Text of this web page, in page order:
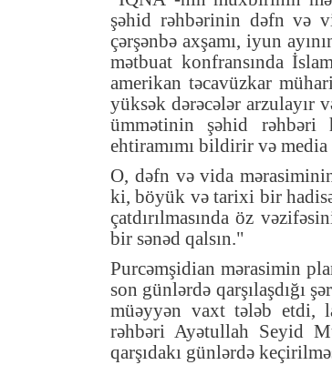
şəhid rəhbərinin dəfn və
çərşənbə axşamı, iyun
mətbuat konfransında
amerikan təcavüzkar
yüksək dərəcələr arzulayır
ümmətinin şəhid rəhbəri
ehtiramımı bildirir və
O, dəfn və vida
ki, böyük və tarixi bir
çatdırılmasında öz
bir sənəd qalsın."
Purcəmşidian mərasimin
son günlərdə qarşılaşdığı
müəyyən vaxt tələb etdi,
rəhbəri Ayətullah Seyid
qarşıdakı günlərdə